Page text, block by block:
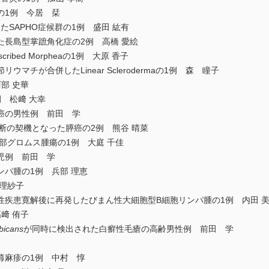
の1例 今居 栞
SAPHO症候群の1例 盛田 紘有
長島型掌蹠角化症の2例 高橋 愛絵
Morpheaの1例 大原 香子
リウマチが合併したLinear Sclerodermaの1例 森 瞳子
史華
松﨑 大幸
癌の男性例 前田 学
の契機となった膵癌の2例 熊谷 晴菜
グロムス腫瘍の1例 大庭 千佳
児例 前田 学
パ腫の1例 兵部 理恵
紗子
疾患寛解後に再発したびまん性大細胞型B細胞リンパ腫の1例 内田
侑子
が同時に検出された白癬性毛瘡の高齢男性例 前田 学
蕁麻疹の1例 中村 惇